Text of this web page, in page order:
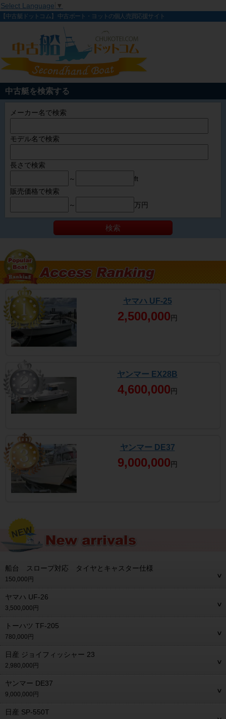
Select Language ▼
【中古艇ドットコム】 中古ボート・ヨットの個人売買応援サイト
中古艇を検索する
メーカー名で検索
モデル名で検索
長さで検索
～
ft
販売価格で検索
～
万円
検索
ヤマハ UF-25
2,500,000 円
ヤンマー EX28B
4,600,000 円
ヤンマー DE37
9,000,000 円
船台 スロープ対応 タイヤとキャスター仕様
150,000円
ヤマハ UF-26
3,500,000円
トーハツ TF-205
780,000円
日産 ジョイフィッシャー 23
2,980,000円
ヤンマー DE37
9,000,000円
日産 SP-550T